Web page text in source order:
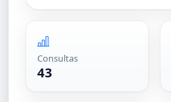
Consultas
43